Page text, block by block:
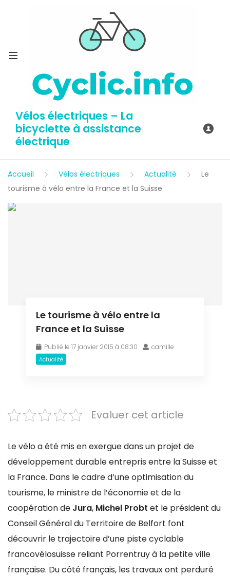
Vélos électriques – La
bicyclette à assistance
électrique
Accueil Vélos électriques Actualité
Le
tourisme à vélo entre la France et la Suisse
Le tourisme à vélo entre la
France et la Suisse
Publié le 17 janvier 2015 à 08:30 camille
Actualité
Evaluer cet article
Le vélo a été mis en exergue dans un projet de
développement durable entrepris entre la Suisse et
la France. Dans le cadre d’une optimisation du
tourisme, le ministre de l’économie et de la
coopération de Jura, Michel Probt et le président du
Conseil Général du Territoire de Belfort font
découvrir le trajectoire d’une piste cyclable
francovélosuisse reliant Porrentruy à la petite ville
française. Du côté français, les travaux ont perduré